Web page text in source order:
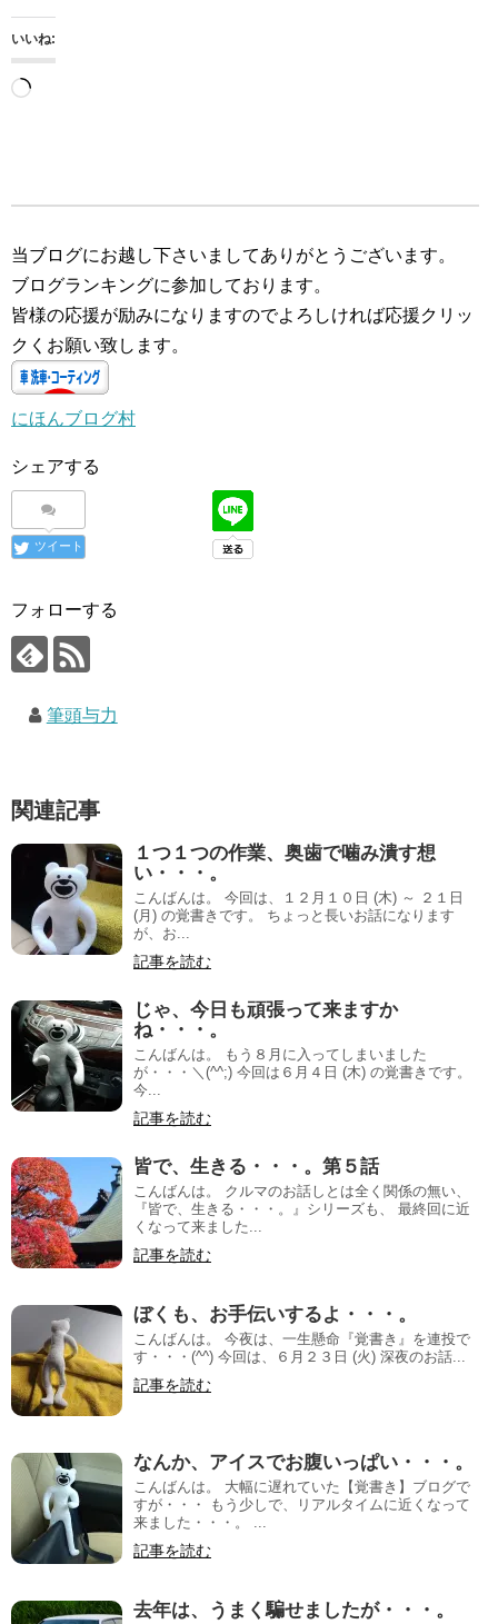
いいね:
読
中…
当ブログにお越し下さいましてありがとうございます。
ブログランキングに参加しております。
皆様の応援が励みになりますのでよろしければ応援クリッ
クくお願い致します。
にほんブログ村
シェアする
ツイート
フォローする
筆頭与力
関連記事
１つ１つの作業、奥歯で噛み潰す想
い・・・。
こんばんは。 今回は、１２月１０日 (木) ～ ２１日
(月) の覚書きです。 ちょっと長いお話になります
が、お...
記事を読む
じゃ、今日も頑張って来ますか
ね・・・。
こんばんは。 もう８月に入ってしまいました
が・・・＼(^^;) 今回は６月４日 (木) の覚書きです。
今...
記事を読む
皆で、生きる・・・。第５話
こんばんは。 クルマのお話しとは全く関係の無い、
『皆で、生きる・・・。』シリーズも、 最終回に近
くなって来ました...
記事を読む
ぼくも、お手伝いするよ・・・。
こんばんは。 今夜は、一生懸命『覚書き』を連投で
す・・・(^^) 今回は、６月２３日 (火) 深夜のお話...
記事を読む
なんか、アイスでお腹いっぱい・・・。
こんばんは。 大幅に遅れていた【覚書き】ブログで
すが・・・ もう少しで、リアルタイムに近くなって
来ました・・・。 ...
記事を読む
去年は、うまく騙せましたが・・・。